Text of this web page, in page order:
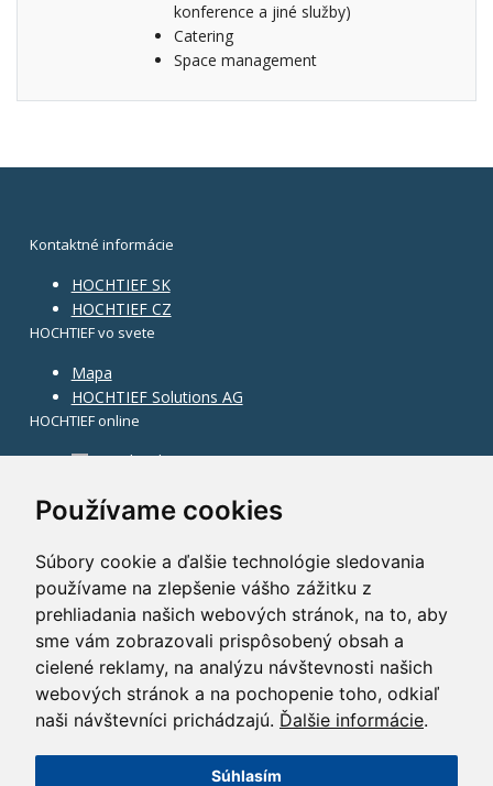
Používame cookies
Súbory cookie a ďalšie technológie sledovania
používame na zlepšenie vášho zážitku z
prehliadania našich webových stránok, na to, aby
sme vám zobrazovali prispôsobený obsah a
cielené reklamy, na analýzu návštevnosti našich
webových stránok a na pochopenie toho, odkiaľ
naši návštevníci prichádzajú. Ďalšie informácie.
Súhlasím
konference a jiné služby)
Catering
Space management
Kontaktné informácie
HOCHTIEF SK
HOCHTIEF CZ
HOCHTIEF vo svete
Mapa
HOCHTIEF Solutions AG
HOCHTIEF online
Facebook